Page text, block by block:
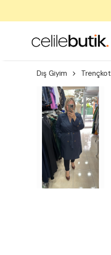
Dış Giyim Trençkot